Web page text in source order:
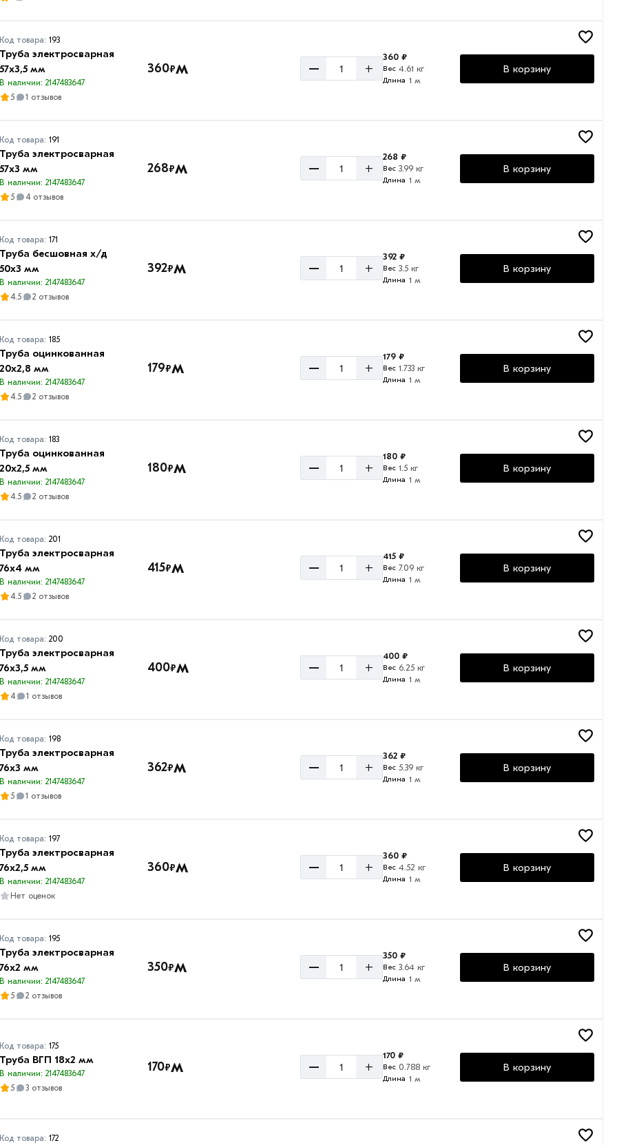
товара: 193
электросварная
мм
наличии: 2147483647
5
1 отзывов
360₽м – +
360 ₽
Вес 4.61 кг
Длина 1 м
В корзину
товара: 191
электросварная
мм
наличии: 2147483647
5
4 отзывов
268₽м – +
268 ₽
Вес 3.99 кг
Длина 1 м
В корзину
товара: 171
бесшовная х/д
мм
наличии: 2147483647
4.5
2 отзывов
392₽м – +
392 ₽
Вес 3.5 кг
Длина 1 м
В корзину
товара: 185
оцинкованная
мм
наличии: 2147483647
4.5
2 отзывов
179₽м – +
179 ₽
Вес 1.733 кг
Длина 1 м
В корзину
товара: 183
оцинкованная
мм
наличии: 2147483647
4.5
2 отзывов
180₽м – +
180 ₽
Вес 1.5 кг
Длина 1 м
В корзину
товара:201
электросварная
мм
наличии: 2147483647
4.5
2 отзывов
415₽м – +
415 ₽
Вес 7.09 кг
Длина 1 м
В корзину
товара:200
электросварная
мм
наличии: 2147483647
4
1 отзывов
400₽м – +
400 ₽
Вес 6.25 кг
Длина 1 м
В корзину
товара: 198
электросварная
мм
наличии: 2147483647
5
1 отзывов
362₽м – +
362 ₽
Вес 5.39 кг
Длина 1 м
В корзину
товара: 197
электросварная
мм
наличии: 2147483647
Нет оценок
360₽м – +
360 ₽
Вес 4.52 кг
Длина 1 м
В корзину
товара: 195
электросварная
мм
наличии: 2147483647
5
2 отзывов
350₽м – +
350 ₽
Вес 3.64 кг
Длина 1 м
В корзину
товара: 175
ВГП 18х2 мм
наличии: 2147483647
5
3 отзывов
170₽м – +
170 ₽
Вес 0.788 кг
Длина 1 м
В корзину
товара: 172